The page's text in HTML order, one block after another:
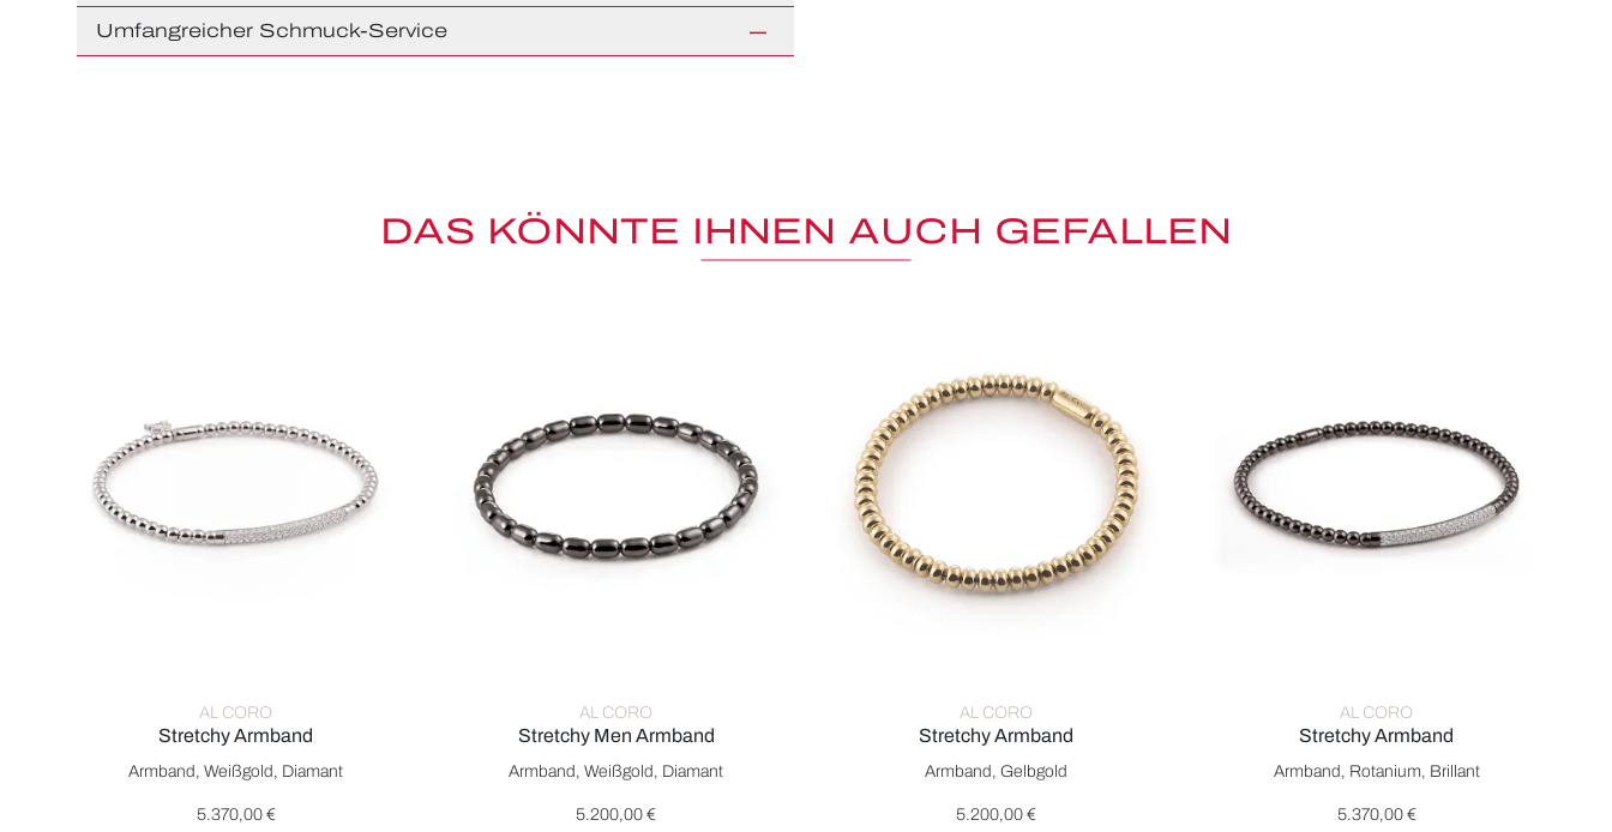
Umfangreicher Schmuck-Service
DAS KÖNNTE IHNEN AUCH GEFALLEN
AL CORO
Stretchy Armband
Al Coro Stretchy Armband, Ref: A350W, Preis: 5.370,00 €
Armband, Weißgold, Diamant
5.370,00 €
AL CORO
Stretchy Men Armband
Al Coro Stretchy Men Armband, Ref: A204B20, Preis: 5.200,00 €
Armband, Weißgold, Diamant
5.200,00 €
AL CORO
Stretchy Armband
Al Coro Stretchy Armband, Ref: A960G, Preis: 5.200,00 €
Armband, Gelbgold
5.200,00 €
AL CORO
Stretchy Armband
Al Coro Stretchy Armband, Ref: A350B, Preis:
Armband, Rotanium, Brillant
5.370,00 €